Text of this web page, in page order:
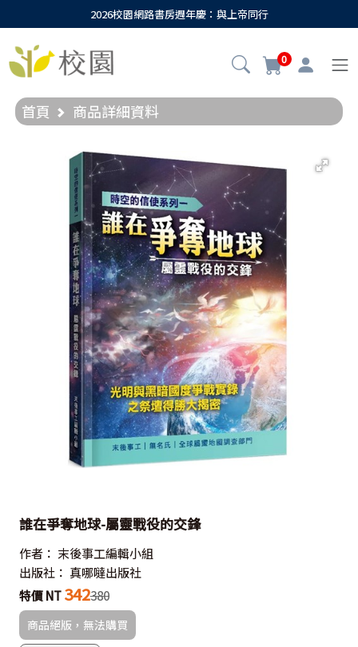
2026校園網路書房週年慶：與上帝同行
0
首頁 商品詳細資料
誰在爭奪地球-屬靈戰役的交鋒
作者： 末後事工編輯小組
出版社： 真哪噠出版社
特價 NT 342380
商品絕版，無法購買